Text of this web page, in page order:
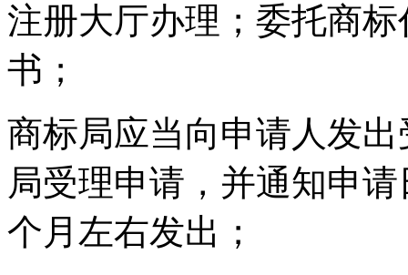
注册大厅办理；委托商
书；
商标局应当向申请人发
局受理申请，并通知申
个月左右发出；